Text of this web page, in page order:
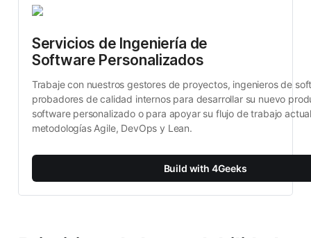
Servicios de Ingeniería de
Software Personalizados
Trabaje con nuestros gestores de proyectos, ingenieros de
probadores de calidad internos para desarrollar su nuevo
software personalizado o para apoyar su flujo de trabajo
metodologías Agile, DevOps y Lean.
Build with 4Geeks